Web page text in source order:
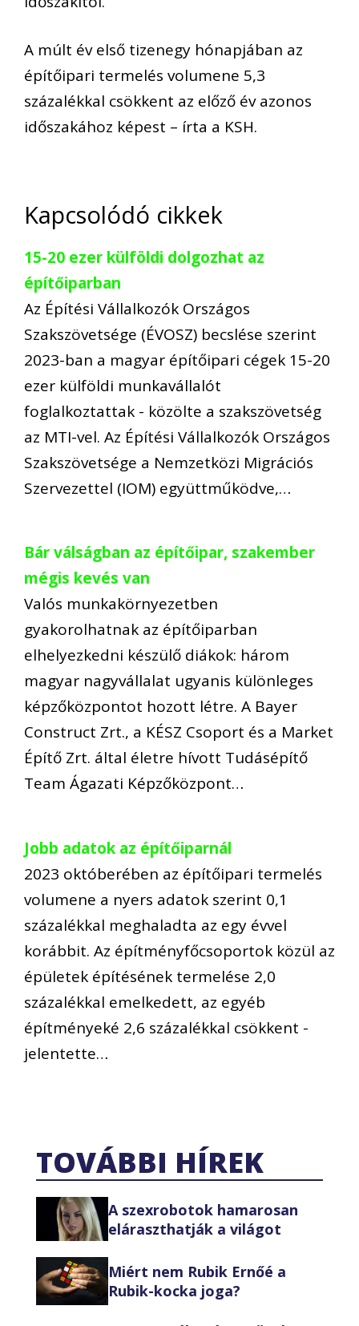
A múlt év első tizenegy hónapjában az
építőipari termelés volumene 5,3
százalékkal csökkent az előző év azonos
időszakához képest – írta a KSH.
Kapcsolódó cikkek
15-20 ezer külföldi dolgozhat az
építőiparban
Az Építési Vállalkozók Országos
Szakszövetsége (ÉVOSZ) becslése szerint
2023-ban a magyar építőipari cégek 15-20
ezer külföldi munkavállalót
foglalkoztattak - közölte a szakszövetség
az MTI-vel. Az Építési Vállalkozók Országos
Szakszövetsége a Nemzetközi Migrációs
Szervezettel (IOM) együttműködve,…
Bár válságban az építőipar, szakember
mégis kevés van
Valós munkakörnyezetben
gyakorolhatnak az építőiparban
elhelyezkedni készülő diákok: három
magyar nagyvállalat ugyanis különleges
képzőközpontot hozott létre. A Bayer
Construct Zrt., a KÉSZ Csoport és a Market
Építő Zrt. által életre hívott Tudásépítő
Team Ágazati Képzőközpont…
Jobb adatok az építőiparnál
2023 októberében az építőipari termelés
volumene a nyers adatok szerint 0,1
százalékkal meghaladta az egy évvel
korábbit. Az építményfőcsoportok közül az
épületek építésének termelése 2,0
százalékkal emelkedett, az egyéb
építményeké 2,6 százalékkal csökkent -
jelentette…
TOVÁBBI HÍREK
A szexrobotok hamarosan
eláraszthatják a világot
Miért nem Rubik Ernőé a
Rubik-kocka joga?